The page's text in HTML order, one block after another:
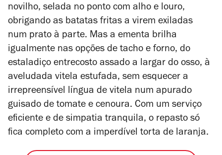
novilho, selada no ponto com alho e louro,
obrigando as batatas fritas a virem exiladas
num prato à parte. Mas a ementa brilha
igualmente nas opções de tacho e forno, do
estaladiço entrecosto assado a largar do osso, à
aveludada vitela estufada, sem esquecer a
irrepreensível língua de vitela num apurado
guisado de tomate e cenoura. Com um serviço
eficiente e de simpatia tranquila, o repasto só
fica completo com a imperdível torta de laranja.